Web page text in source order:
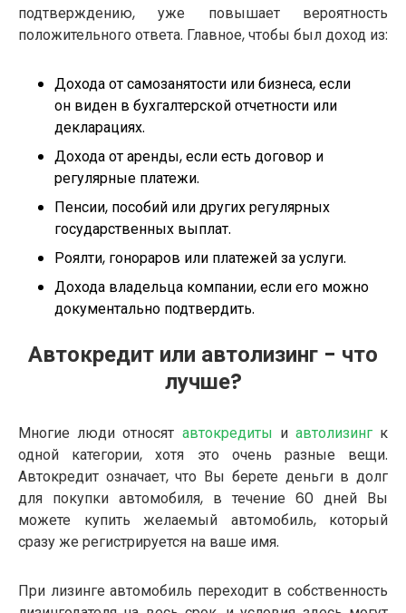
подтверждению, уже повышает вероятность
положительного ответа. Главное, чтобы был доход из:
Дохода от самозанятости или бизнеса, если
он виден в бухгалтерской отчетности или
декларациях.
Дохода от аренды, если есть договор и
регулярные платежи.
Пенсии, пособий или других регулярных
государственных выплат.
Роялти, гонораров или платежей за услуги.
Дохода владельца компании, если его можно
документально подтвердить.
Автокредит или автолизинг - что
лучше?
Многие люди относят автокредиты и автолизингк
одной категории, хотя это очень разные вещи.
Автокредит означает, что Вы берете деньги в долг
для покупки автомобиля, в течение 60 дней Вы
можете купить желаемый автомобиль, который
сразу же регистрируется на ваше имя.
При лизинге автомобиль переходит в собственность